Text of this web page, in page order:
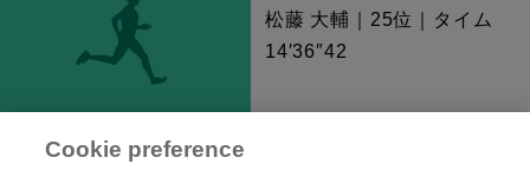
松藤 大輔｜25位｜タイム
14′36″42
Cookie preference